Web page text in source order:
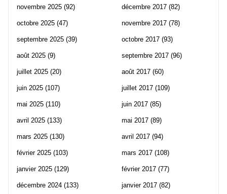
novembre 2025 (92)
octobre 2025 (47)
septembre 2025 (39)
août 2025 (9)
juillet 2025 (20)
juin 2025 (107)
mai 2025 (110)
avril 2025 (133)
mars 2025 (130)
février 2025 (103)
janvier 2025 (129)
décembre 2024 (133)
décembre 2017 (82)
novembre 2017 (78)
octobre 2017 (93)
septembre 2017 (96)
août 2017 (60)
juillet 2017 (109)
juin 2017 (85)
mai 2017 (89)
avril 2017 (94)
mars 2017 (108)
février 2017 (77)
janvier 2017 (82)